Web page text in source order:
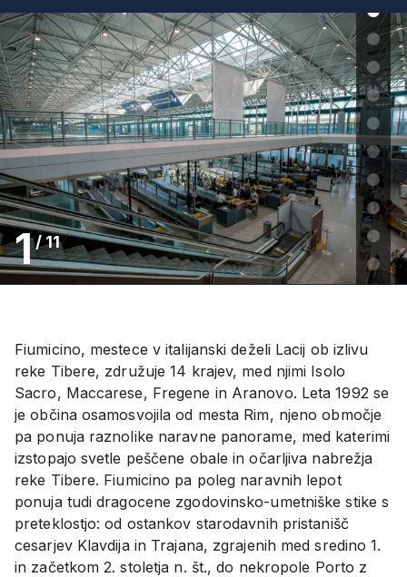
1 /11
Fiumicino, mestece v italijanski deželi Lacij ob izlivu
reke Tibere, združuje 14 krajev, med njimi Isolo
Sacro, Maccarese, Fregene in Aranovo. Leta 1992 se
je občina osamosvojila od mesta Rim, njeno območje
pa ponuja raznolike naravne panorame, med katerimi
izstopajo svetle peščene obale in očarljiva nabrežja
reke Tibere. Fiumicino pa poleg naravnih lepot
ponuja tudi dragocene zgodovinsko-umetniške stike s
preteklostjo: od ostankov starodavnih pristanišč
cesarjev Klavdija in Trajana, zgrajenih med sredino 1.
in začetkom 2. stoletja n. št., do nekropole Porto z